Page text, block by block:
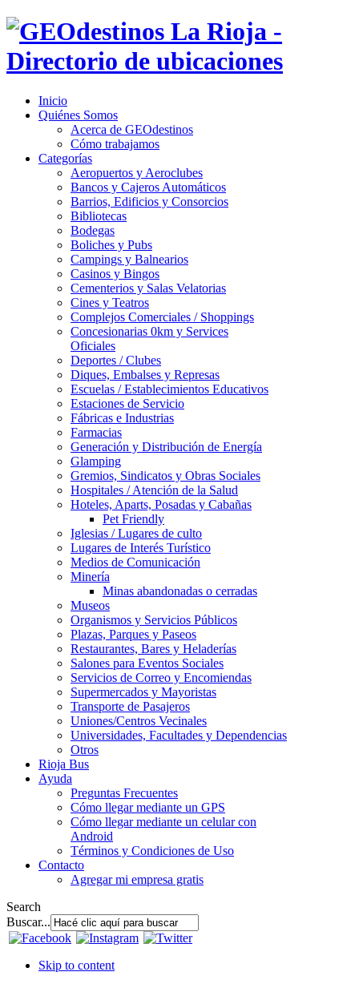
Inicio
Quiénes Somos
Acerca de GEOdestinos
Cómo trabajamos
Categorías
Aeropuertos y Aeroclubes
Bancos y Cajeros Automáticos
Barrios, Edificios y Consorcios
Bibliotecas
Bodegas
Boliches y Pubs
Campings y Balnearios
Casinos y Bingos
Cementerios y Salas Velatorias
Cines y Teatros
Complejos Comerciales / Shoppings
Concesionarias 0km y Services
Oficiales
Deportes / Clubes
Diques, Embalses y Represas
Escuelas / Establecimientos Educativos
Estaciones de Servicio
Fábricas e Industrias
Farmacias
Generación y Distribución de Energía
Glamping
Gremios, Sindicatos y Obras Sociales
Hospitales / Atención de la Salud
Hoteles, Aparts, Posadas y Cabañas
Pet Friendly
Iglesias / Lugares de culto
Lugares de Interés Turístico
Medios de Comunicación
Minería
Minas abandonadas o cerradas
Museos
Organismos y Servicios Públicos
Plazas, Parques y Paseos
Restaurantes, Bares y Heladerías
Salones para Eventos Sociales
Servicios de Correo y Encomiendas
Supermercados y Mayoristas
Transporte de Pasajeros
Uniones/Centros Vecinales
Universidades, Facultades y Dependencias
Otros
Rioja Bus
Ayuda
Preguntas Frecuentes
Cómo llegar mediante un GPS
Cómo llegar mediante un celular con
Android
Términos y Condiciones de Uso
Contacto
Agregar mi empresa gratis
Search
Buscar...
Skip to content